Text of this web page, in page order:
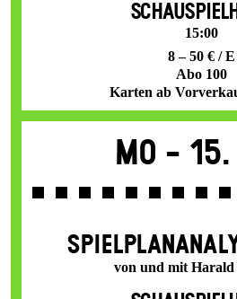
15:00
8 – 50 € / E
Abo 100
Karten ab
Mo -
von und mit Harald